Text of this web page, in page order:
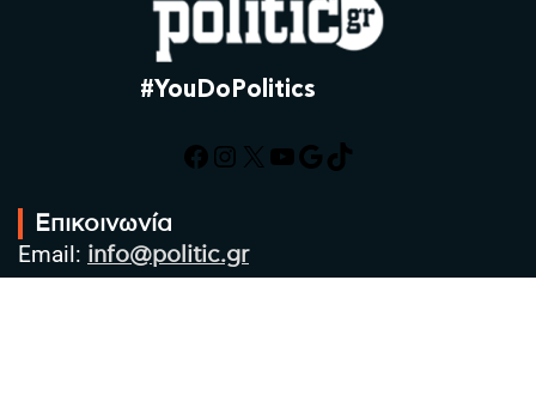
#YouDoPolitics
Facebook
Instagram
X YouTube
Google
TikTok
Επικοινωνία
Email: info@politic.gr
Τηλ: